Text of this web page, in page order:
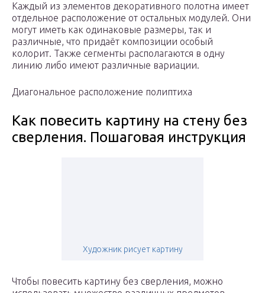
Каждый из элементов декоративного полотна имеет
отдельное расположение от остальных модулей. Они
могут иметь как одинаковые размеры, так и
различные, что придаёт композиции особый
колорит. Также сегменты располагаются в одну
линию либо имеют различные вариации.
Диагональное расположение полиптиха
Как повесить картину на стену без
сверления. Пошаговая инструкция
Художник рисует картину
Чтобы повесить картину без сверления, можно